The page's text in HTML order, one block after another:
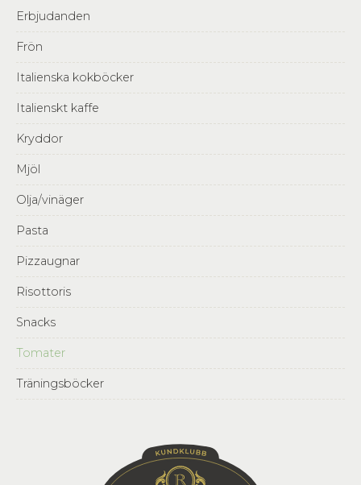
Erbjudanden
Frön
Italienska kokböcker
Italienskt kaffe
Kryddor
Mjöl
Olja/vinäger
Pasta
Pizzaugnar
Risottoris
Snacks
Tomater
Träningsböcker